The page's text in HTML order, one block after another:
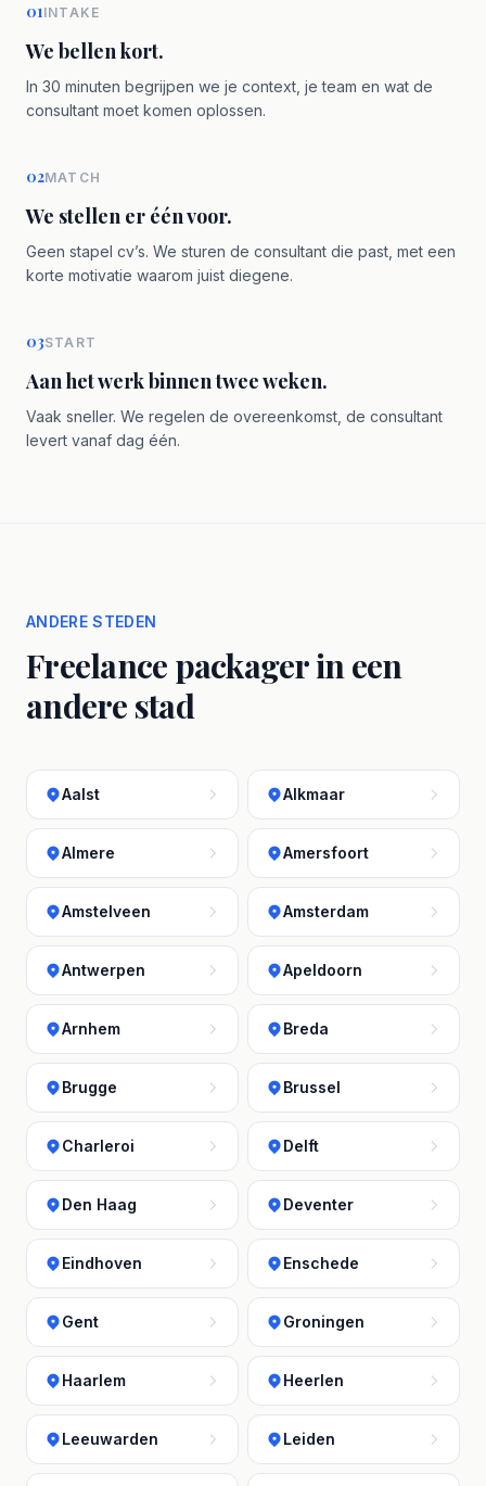
01INTAKE
We bellen kort.
In 30 minuten begrijpen we je context, je team en wat de
consultant moet komen oplossen.
02MATCH
We stellen er één voor.
Geen stapel cv’s. We sturen de consultant die past, met een
korte motivatie waarom juist diegene.
03START
Aan het werk binnen twee weken.
Vaak sneller. We regelen de overeenkomst, de consultant
levert vanaf dag één.
ANDERE STEDEN
Freelance packager in een
andere stad
Aalst Alkmaar
Almere Amersfoort
Amstelveen Amsterdam
Antwerpen Apeldoorn
Arnhem Breda
Brugge Brussel
Charleroi Delft
Den Haag Deventer
Eindhoven Enschede
Gent Groningen
Haarlem Heerlen
Leeuwarden Leiden